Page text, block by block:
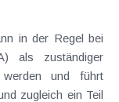
in der Regel bei
als zuständiger
werden und führt
zugleich ein Teil